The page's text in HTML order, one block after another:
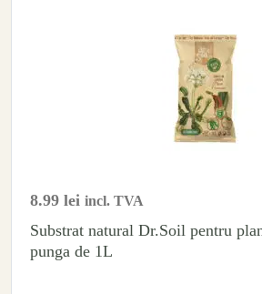
8.99 lei incl. TVA
Substrat natural Dr.Soil pentru
punga de 1L